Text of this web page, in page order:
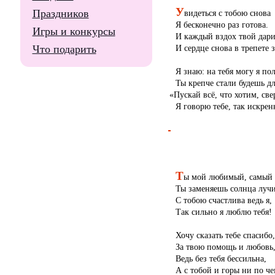
Увидеться c тобою снова
Я бесконечно раз готова.
И каждый вздох твой
И сердце снова в трепете
Я знаю: на тебя могу я
Ты крепче стали будешь
«Пускай всё, что хотим,
Я говорю тебе, так
Ты мой любимый, самый
Ты заменяешь солнца
С тобою счастлива ведь я,
Так сильно я люблю тебя!
Хочу сказать тебе спасибо,
За твою помощь и любовь,
Ведь без тебя бессильна,
А с тобой и горы ни по
Праздников
Игры и конкурсы
Что подарить